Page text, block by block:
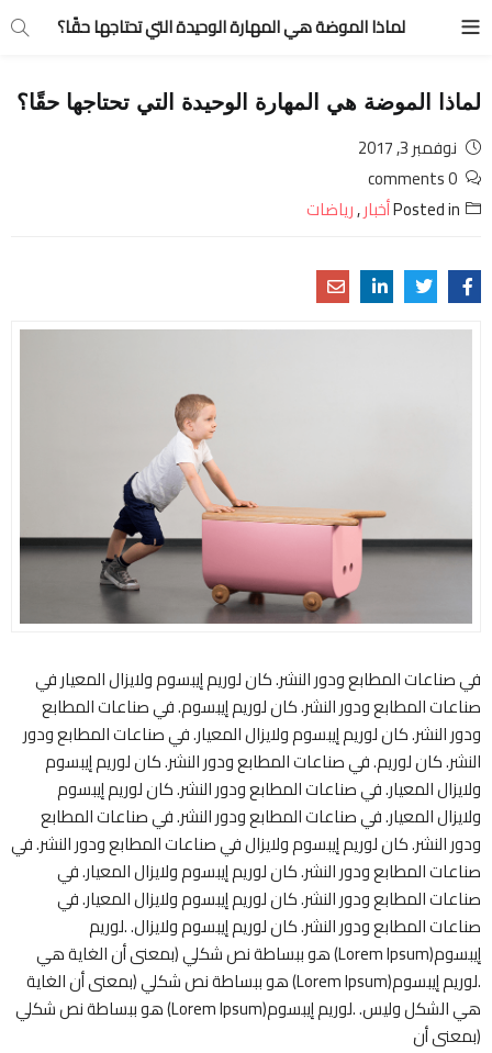
لماذا الموضة هي المهارة الوحيدة التي تحتاجها حقًا؟
لماذا الموضة هي المهارة الوحيدة التي تحتاجها حقًا؟
نوفمبر 3, 2017
0 comments
Posted inأخبار,رياضات
في صناعات المطابع ودور النشر. كان لوريم إيبسوم ولايزال المعيار في
صناعات المطابع ودور النشر. كان لوريم إيبسوم. في صناعات المطابع
ودور النشر. كان لوريم إيبسوم ولايزال المعيار. في صناعات المطابع ودور
النشر. كان لوريم. في صناعات المطابع ودور النشر. كان لوريم إيبسوم
ولايزال المعيار. في صناعات المطابع ودور النشر. كان لوريم إيبسوم
ولايزال المعيار. في صناعات المطابع ودور النشر. في صناعات المطابع
ودور النشر. كان لوريم إيبسوم ولايزال في صناعات المطابع ودور النشر. في
صناعات المطابع ودور النشر. كان لوريم إيبسوم ولايزال المعيار. في
صناعات المطابع ودور النشر. كان لوريم إيبسوم ولايزال المعيار. في
صناعات المطابع ودور النشر. كان لوريم إيبسوم ولايزال. .لوريم
إيبسوم(Lorem Ipsum) هو ببساطة نص شكلي (بمعنى أن الغاية هي
.لوريم إيبسوم(Lorem Ipsum) هو ببساطة نص شكلي (بمعنى أن الغاية
هي الشكل وليس. .لوريم إيبسوم(Lorem Ipsum) هو ببساطة نص شكلي
(بمعنى أن